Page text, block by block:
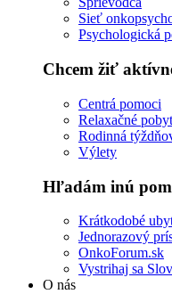
Sieť
Psychologická
Chcem žiť
Centrá pomoci
Relaxačné
Rodinná
Výlety
Hľadám inú
Krátkodobé
Jednorazový
OnkoForum.sk
Vystrihaj sa
O nás